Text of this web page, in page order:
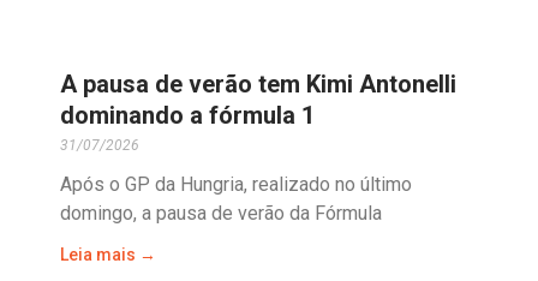
A pausa de verão tem Kimi Antonelli
dominando a fórmula 1
31/07/2026
Após o GP da Hungria, realizado no último
domingo, a pausa de verão da Fórmula
Leia mais →